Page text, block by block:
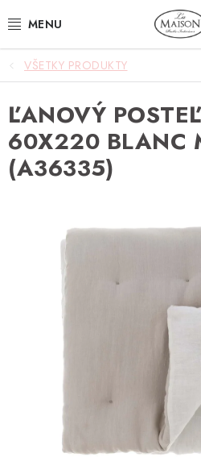
na
NOVINKY
AKCIA
ZÁHRADA
SVIETIDLÁ
DOPLNKY
STOLOVANIE
KOZMETIKA
VŠETKY PRODUKTY
ĽANOVÝ
60X220 BLANC
(A36335)